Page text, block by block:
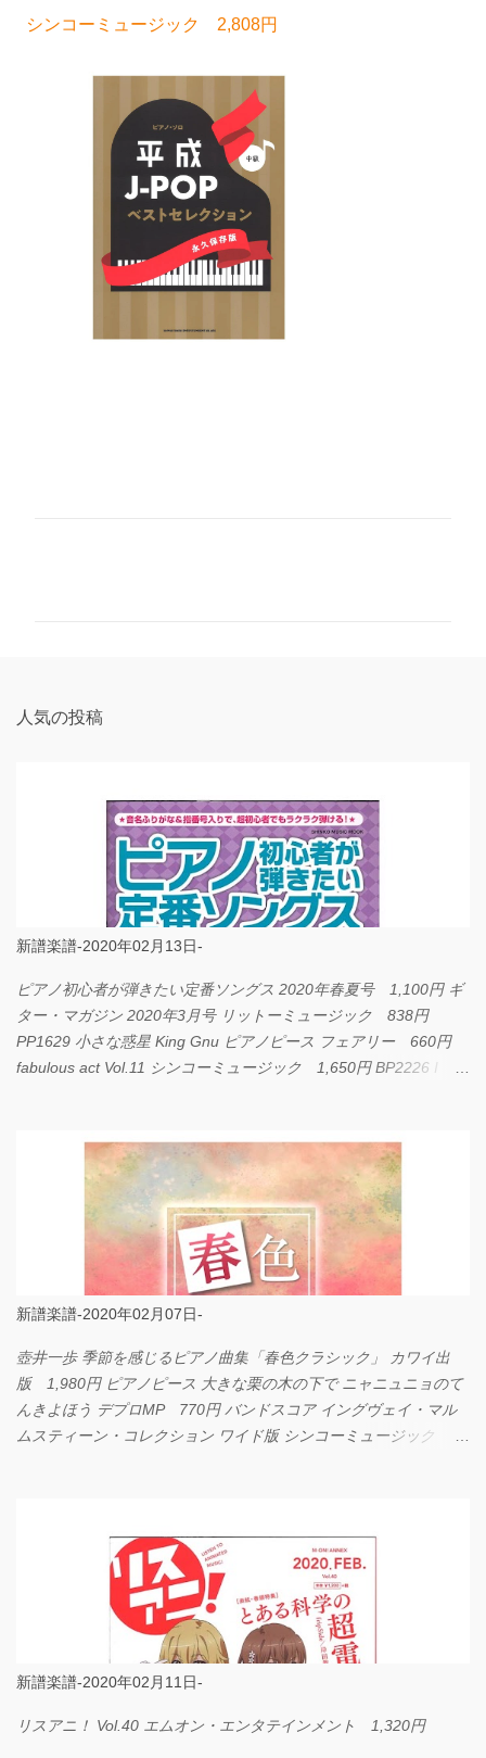
シンコーミュージック 2,808円
人気の投稿
新譜楽譜-2020年02月13日-
ピアノ初心者が弾きたい定番ソングス 2020年春夏号 1,100円 ギ
ター・マガジン 2020年3月号 リットーミュージック 838円
PP1629 小さな惑星 King Gnu ピアノピース フェアリー 660円
fabulous act Vol.11 シンコーミュージック 1,650円 BP2226 I
新譜楽譜-2020年02月07日-
壺井一歩 季節を感じるピアノ曲集「春色クラシック」 カワイ出
版 1,980円 ピアノピース 大きな栗の木の下で ニャニュニョのて
んきよほう デプロMP 770円 バンドスコア イングヴェイ・マル
ムスティーン・コレクション ワイド版 シンコーミュージック
新譜楽譜-2020年02月11日-
リスアニ！ Vol.40 エムオン・エンタテインメント 1,320円